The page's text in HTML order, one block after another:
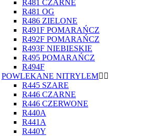
R481 CZARNE
R481 OG
R486 ZIELONE
R491F POMARAŃCZ
R492F POMARAŃCZ
R493F NIEBIESKIE
R495 POMARAŃCZ
R494F
POWLEKANE NITRYLEM
R445 SZARE
R446 CZARNE
R446 CZERWONE
R440A
R441A
R440Y